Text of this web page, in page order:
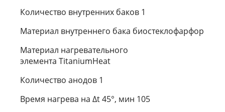
Количество внутренних баков 1
Материал внутреннего бака биостеклофарфор
Материал нагревательного
элемента TitaniumHeat
Количество анодов 1
Время нагрева на ∆t 45°, мин 105